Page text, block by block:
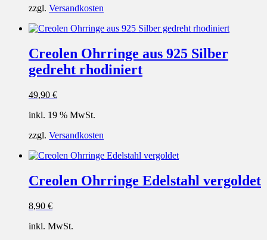
zzgl. Versandkosten
Creolen Ohrringe aus 925 Silber
gedreht rhodiniert
49,90 €
inkl. 19 % MwSt.
zzgl. Versandkosten
Creolen Ohrringe Edelstahl vergoldet
8,90 €
inkl. MwSt.